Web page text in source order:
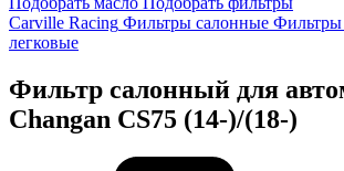
Carville Racing Фильтры салонные Фильтры
легковые
Фильтр салонный для
Changan CS75 (14-)/(18-)